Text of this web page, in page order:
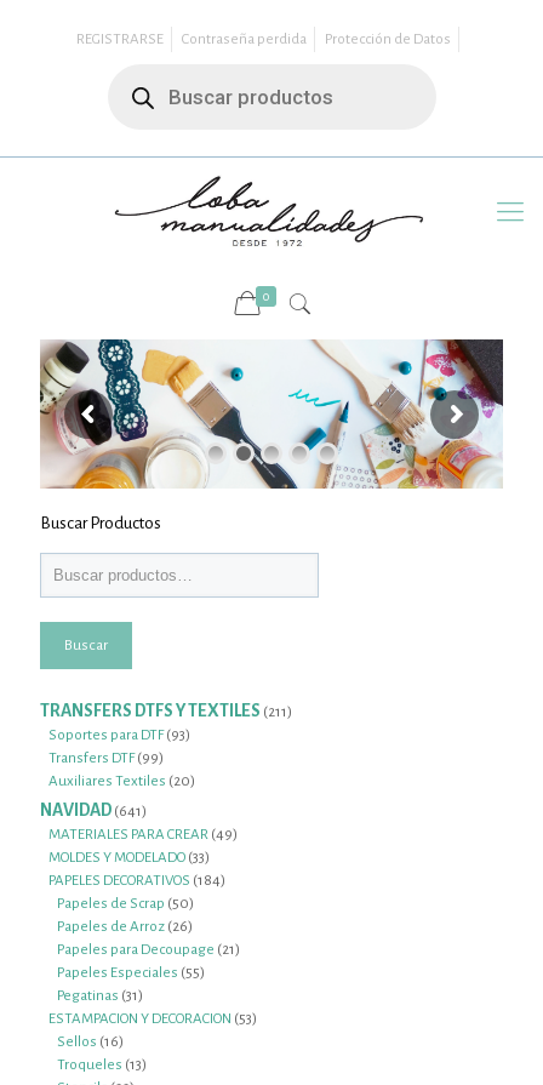
REGISTRARSE Contraseña perdida
Protección de Datos
productos
0
DESCARGAR
Buscar Productos
Buscar
TRANSFERS DTFS Y TEXTILES 211211
Soportes para DTF 9393
Transfers DTF 9999
productos
Auxiliares Textiles 2020
NAVIDAD 641641
productos
MATERIALES PARA CREAR 4949
MOLDES Y MODELADO 3333
productos
PAPELES DECORATIVOS 184184
Papeles de Scrap 5050
productos
Papeles de Arroz 2626
productos
Papeles para Decoupage 2121
Papeles Especiales 5555
Pegatinas 3131
productos
ESTAMPACION Y DECORACION 5353
Sellos 1616
productos
Troqueles 1313